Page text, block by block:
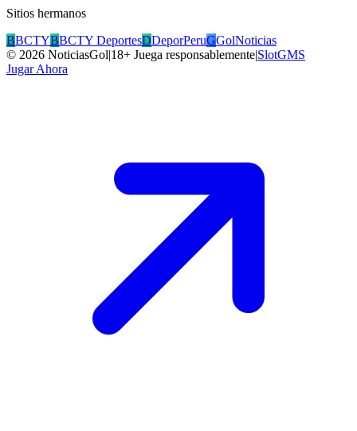
Sitios hermanos
BBCTYBBCTY DeportesDDeporPeruGGolNoticias
© 2026 NoticiasGol|18+ Juega responsablemente|SlotGMS
Jugar Ahora